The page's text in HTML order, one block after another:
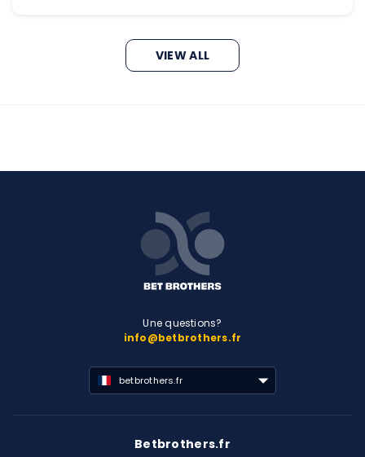
VIEW ALL
Une questions?
info@betbrothers.fr
betbrothers.fr
Betbrothers.fr